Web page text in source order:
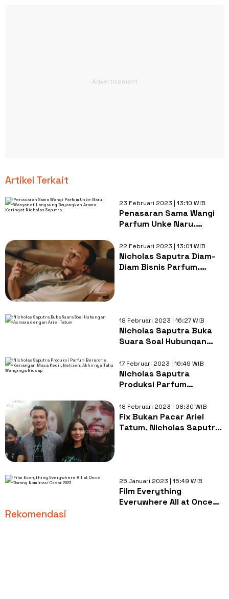
Artikel Terkait
23 Februari 2023 | 13:10 WIB
Penasaran Sama Wangi
Parfum Unke Naru,
Bayangkan Aroma
Keringat Nicholas
Saputra
22 Februari 2023 | 13:01 WIB
Nicholas Saputra Diam-
Diam Bisnis Parfum,
18 Februari 2023 | 16:27 WIB
Nicholas Saputra Buka
Suara Soal Hubungan
Tatum
17 Februari 2023 | 16:49 WIB
Nicholas Saputra
Produksi Parfum
Masa Kecil, Netizen:
Akhirnya Tahu Wanginya
Nicsap
18 Februari 2023 | 08:30 WIB
Fix Bukan Pacar Ariel
Tatum, Nicholas Saputra
25 Januari 2023 | 15:49 WIB
Film Everything
Everywhere All at Once
Rekomendasi